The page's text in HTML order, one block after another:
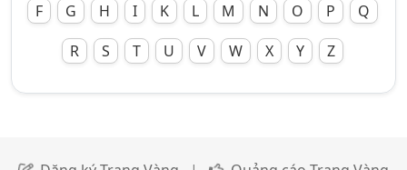
F
G H I K L M N O P
Q
R
S T U V W X Y Z